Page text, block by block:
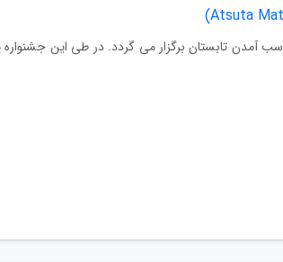
آمدن تابستان برگزار می گردد. در طی این جشنواره